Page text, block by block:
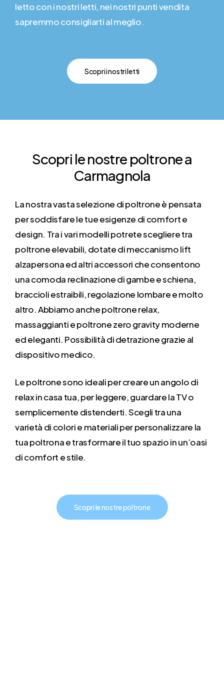
letto con i nostri letti, nei nostri punti vendita
sapremmo consigliarti al meglio.
Scopri i nostri letti
Scopri lenostre poltronea
Carmagnola
La nostra vasta selezione di poltrone è pensata
per soddisfare le tue esigenze di comfort e
design. Tra i vari modelli potrete scegliere tra
poltrone elevabili, dotate di meccanismo lift
alzapersona ed altri accessori che consentono
una comoda reclinazione di gambe e schiena,
braccioli estraibili, regolazione lombare e molto
altro. Abbiamo anche poltrone relax,
massaggianti e poltrone zero gravity moderne
ed eleganti. Possibilità di detrazione grazie al
dispositivo medico.
Le poltrone sono ideali per creare un angolo di
relax in casa tua, per leggere, guardare la TV o
semplicemente distenderti. Scegli tra una
varietà di colori e materiali per personalizzare la
tua poltrona e trasformare il tuo spazio in un’oasi
di comfort e stile.
Scopri le nostre poltrone